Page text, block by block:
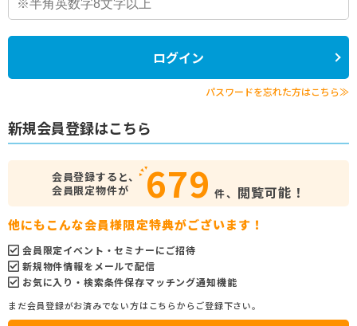
ログイン
パスワードを忘れた方はこちら≫
新規会員登録はこちら
会員登録すると、
会員限定物件が
679 件、 閲覧可能！
他にもこんな会員様限定特典がございます！
会員限定イベント・セミナーにご招待
新規物件情報をメールで配信
お気に入り・検索条件保存マッチング通知機能
まだ会員登録がお済みでない方はこちらからご登録下さい。